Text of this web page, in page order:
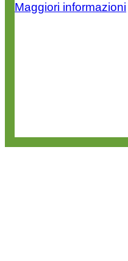
Maggiori informazioni